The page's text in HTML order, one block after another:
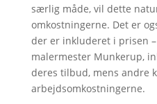
særlig måde, vil dette
omkostningerne. Det er
der er inkluderet i prisen
malermester Munkerup,
deres tilbud, mens andre
arbejdsomkostningerne.